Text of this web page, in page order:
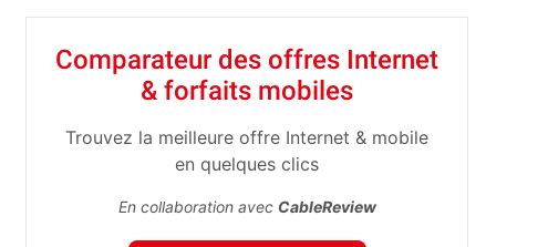
Comparateur des offres Internet
& forfaits mobiles
Trouvez la meilleure offre Internet & mobile
en quelques clics
En collaboration avec CableReview